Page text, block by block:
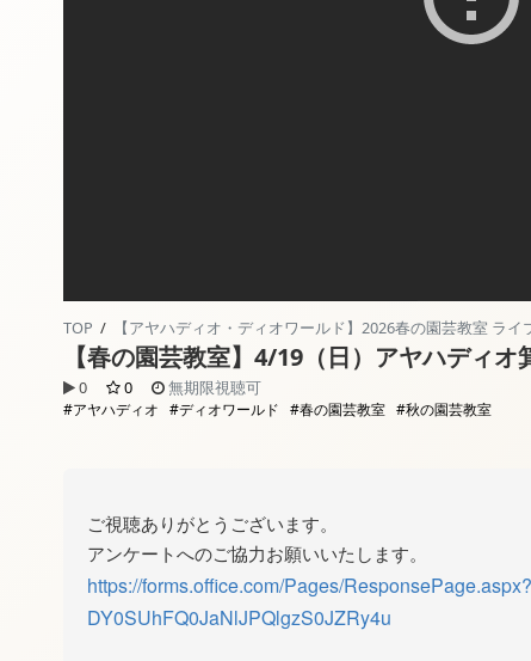
TOP / 【アヤハディオ・ディオワールド】2026春の園芸教室 ラ
【春の園芸教室】4/19（日）アヤハディ
0 0 無期限視聴可
#アヤハディオ #ディオワールド #春の園芸教室 #秋の園芸教室
ご視聴ありがとうございます。
アンケートへのご協力お願いいたします。
https://forms.office.com/Pages/
DY0SUhFQ0JaNlJPQlgzS0JZRy4u